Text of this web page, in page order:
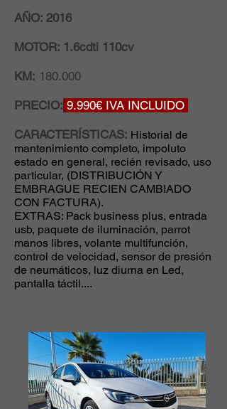
AÑO: 2016
MOTOR: 1.6cdti 110cv
KM: 180.000
PRECIO: 9.990€ IVA INCLUIDO
CARACTERÍSTICAS: Historial de
mantenimiento completo, impoluto
estado en general, recién revisado, uso
particular, (DISTRIBUCIÓN Y
EMBRAGUE RECIEN CAMBIADO
CON FACTURA).
EXTRAS: Pack business plus, entrada
usb, paquete de iluminación, parrot
manos libres, volante multifunción,
control de velocidad, sensor de presión
de neumáticos, luz diurna en Led,
pantalla táctil....